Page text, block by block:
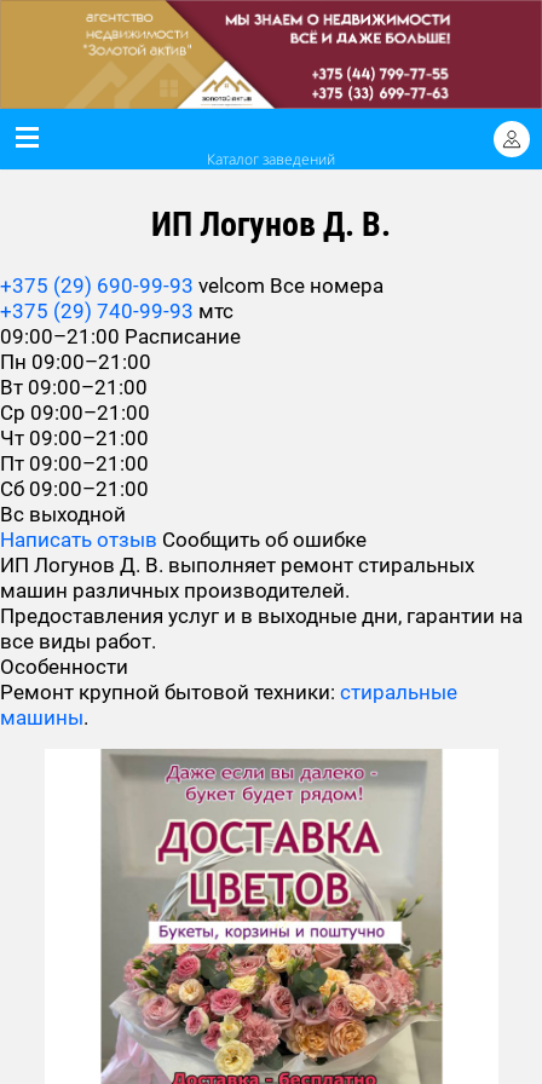
Каталог заведений
ИП Логунов Д. В.
+375 (29) 690-99-93 velcom Все номера
+375 (29) 740-99-93 мтс
09:00–21:00 Расписание
Пн 09:00–21:00
Вт 09:00–21:00
Ср 09:00–21:00
Чт 09:00–21:00
Пт 09:00–21:00
Сб 09:00–21:00
Вс выходной
Написать отзыв Сообщить об ошибке
ИП Логунов Д. В. выполняет ремонт стиральных
машин различных производителей.
Предоставления услуг и в выходные дни, гарантии на
все виды работ.
Особенности
Ремонт крупной бытовой техники: стиральные
машины.